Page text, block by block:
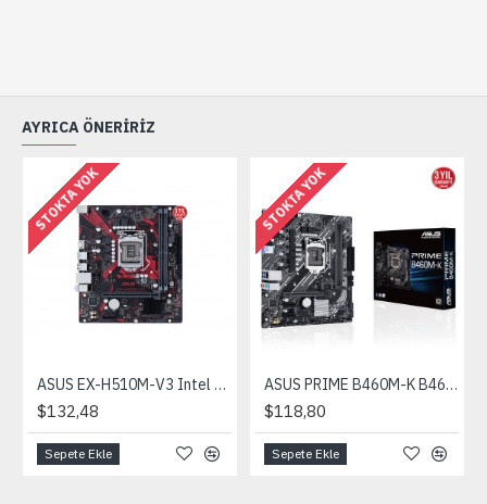
AYRICA ÖNERIRIZ
STOKTA YOK
ASUS EX-H510M-V3 Intel H510 LGA1200 Ddr4 3200 HDMI Usb3.2 Matx
$132,48
Sepete Ekle
STOKTA YOK
ASUS PRIME B460M-K B460 1200p DDR4 2933MHz(O.C) M.2 Anakart
$118,80
Sepete Ekle